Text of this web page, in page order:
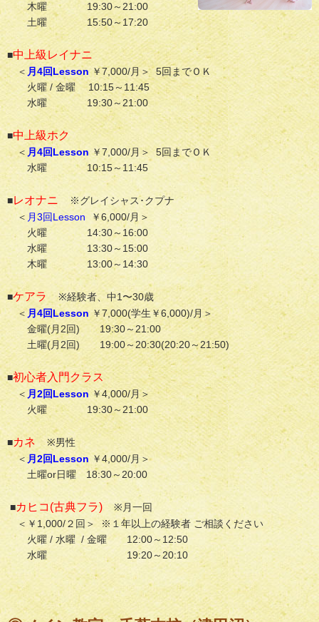
木曜 19:30～21:00
土曜 15:50～17:20
■中上級レイナニ
＜ 月4回Lesson ￥7,000/月＞ 5回までＯＫ
火曜 / 金曜 10:15～11:45
水曜 19:30～21:00
■中上級ホク
＜ 月4回Lesson ￥7,000/月＞ 5回までＯＫ
水曜 10:15～11:45
■レオナニ
※グレイシャス･クプナ
＜ 月3回Lesson
￥6,000/月＞
火曜 14:30～16:00
水曜 13:30～15:00
木曜 13:00～14:30
■ケアラ※経験者、中1〜30歳
＜月4回Lesson ￥7,000(学生￥6,000)/月＞
金曜(月2回) 19:30～21:00
土曜(月2回) 19:00～20:30(20:20～21:50)
■初心者入門クラス
＜ 月2回Lesson ￥4,000/月＞
火曜 19:30～21:00
■カネ※男性
＜ 月2回Lesson ￥4,000/月＞
土曜or日曜 18:30～20:00
■カヒコ(古典フラ)※月一回
＜￥1,000/２回＞ ※１年以上の経験者 ご相談ください
火曜 / 水曜 / 金曜 12:00～12:50
水曜 19:20～20:10